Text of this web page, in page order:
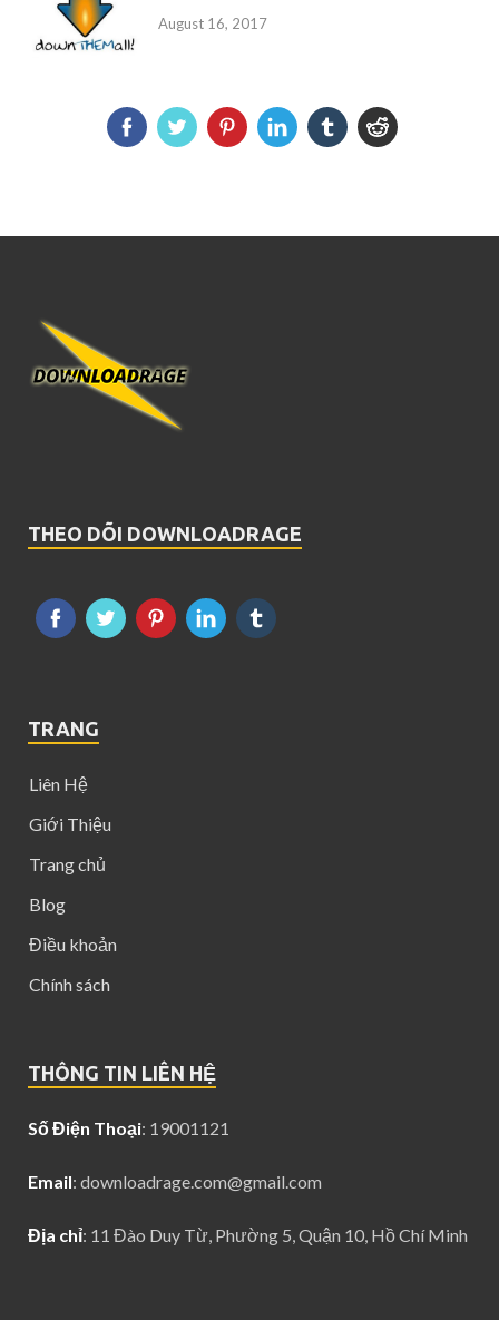
August 16, 2017
THEO DÕI DOWNLOADRAGE
TRANG
Liên Hệ
Giới Thiệu
Trang chủ
Blog
Điều khoản
Chính sách
THÔNG TIN LIÊN HỆ
Số Điện Thoại: 19001121
Email: downloadrage.com@gmail.com
Địa chỉ: 11 Đào Duy Từ, Phường 5, Quận 10, Hồ Chí Minh